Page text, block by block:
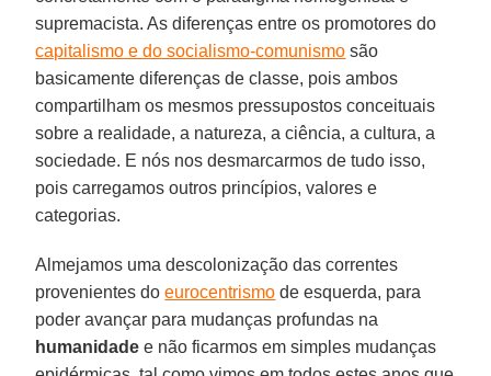
supremacista. As diferenças entre os promotores do
capitalismo e do socialismo-comunismo são
basicamente diferenças de classe, pois ambos
compartilham os mesmos pressupostos conceituais
sobre a realidade, a natureza, a ciência, a cultura, a
sociedade. E nós nos desmarcarmos de tudo isso,
pois carregamos outros princípios, valores e
categorias.
Almejamos uma descolonização das correntes
provenientes doeurocentrismo de esquerda, para
poder avançar para mudanças profundas na
humanidade e não ficarmos em simples mudanças